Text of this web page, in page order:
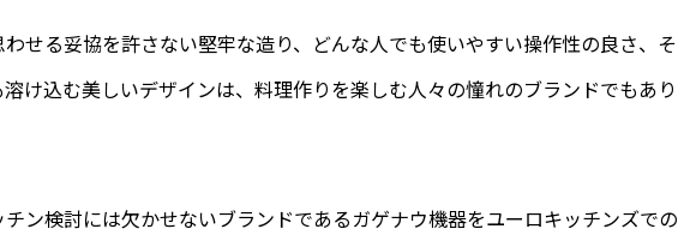
せる妥協を許さない堅牢な造り、どんな人でも使いやすい操作性の良さ、そ
け込む美しいデザインは、料理作りを楽しむ人々の憧れのブランドでもあり
ン検討には欠かせないブランドであるガゲナウ機器をユーロキッチンズでの